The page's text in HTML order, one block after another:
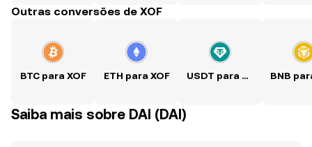
Outras conversões de XOF
BTC para XOF ETH para XOF USDT para XOF
Saiba mais sobre DAI (DAI)